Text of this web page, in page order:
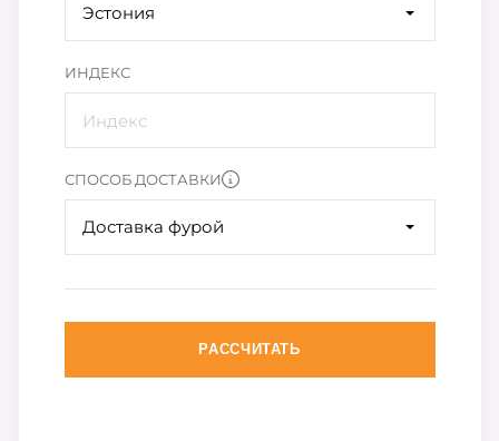
Эстония
ИНДЕКС
СПОСОБ ДОСТАВКИ
Доставка фурой
РАССЧИТАТЬ